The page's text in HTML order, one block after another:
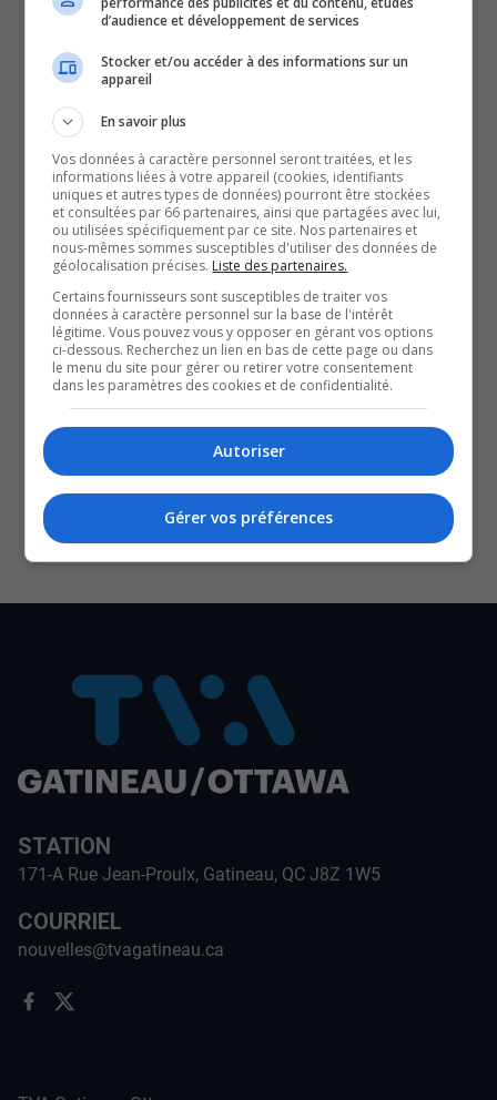
soulève des attentes particulières dans la
région, notamment en ce qui concerne deux
projets majeurs : le pont de l’Est et le tramway
de l’Ouest. Le ministre sera attendu sur sa
capacité à faire avancer ces dossiers. À cela
s’ajoutent les compressions déjà annoncées
dans la fonction publique fédérale, ainsi que la
pression des tarifs imposés par certains
partenaires commerciaux. Autant de défis que
devra désormais gérer Steven MacKinnon dans
ses nouvelles fonctions de ministre des
Transports.
SOUTENIR NOS MÉDIAS, C’EST PROTÉGER NOTRE
CULTURE ET NOTRE ÉCONOMIE
STATION
171-A Rue Jean-Proulx, Gatineau, QC J8Z 1W5
COURRIEL
nouvelles@tvagatineau.ca
d’audience et développement de services
Stocker et/ou accéder à des informations sur un
appareil
En savoir plus
Vos données à caractère personnel seront traitées, et les
informations liées à votre appareil (cookies, identifiants
uniques et autres types de données) pourront être stockées
et consultées par 66 partenaires, ainsi que partagées avec lui,
ou utilisées spécifiquement par ce site. Nos partenaires et
nous-mêmes sommes susceptibles d'utiliser des données de
géolocalisation précises. Liste des partenaires.
Certains fournisseurs sont susceptibles de traiter vos
données à caractère personnel sur la base de l'intérêt
légitime. Vous pouvez vous y opposer en gérant vos options
ci-dessous. Recherchez un lien en bas de cette page ou dans
le menu du site pour gérer ou retirer votre consentement
dans les paramètres des cookies et de confidentialité.
Autoriser
Gérer vos préférences